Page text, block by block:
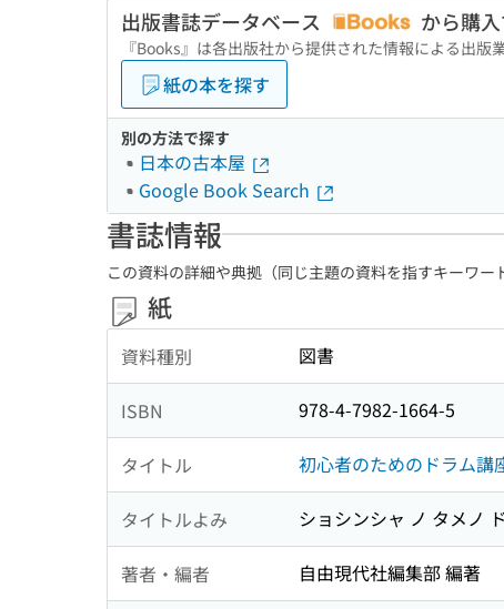
出版書誌データベース から購
『Books』は各出版社から提供された情報による出
紙の本を探す
別の方法で探す
日本の古本屋
Google Book Search
書誌情報
この資料の詳細や典拠（同じ主題の資料を指すキーワー
紙
資料種別 図書
ISBN 978-4-7982-1664-5
タイトル 初心者のためのドラム講
タイトルよみ ショシンシャ ノ タメノ
著者・編者 自由現代社編集部 編著